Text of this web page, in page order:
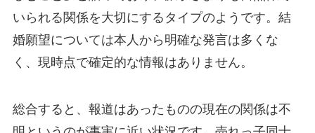
いられる関係を大切にするタイプのようです。結
婚願望については本人から明確な発言は多くな
く、現時点で確定的な情報はありません。
総合すると、報道はあったものの現在の関係は不